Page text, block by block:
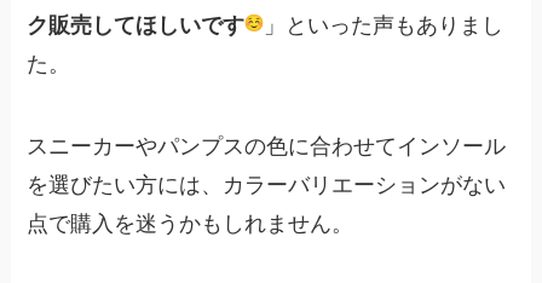
ク販売してほしいです
️」といった声もありまし
た。
スニーカーやパンプスの色に合わせてインソール
を選びたい方には、カラーバリエーションがない
点で購入を迷うかもしれません。